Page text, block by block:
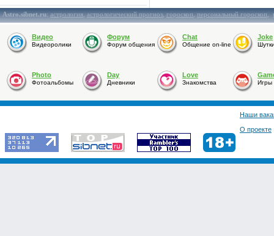
Astro.sibnet.ru:астрология,астрологический прогноз,гороскоп,персональный гороскоп,
Видео
Видеоролики
Форум
Форум общения
Chat
Общение on-line
Joke
Photo
Фотоальбомы
Day
Дневники
Love
Знакомства Игры
Наши
О проекте